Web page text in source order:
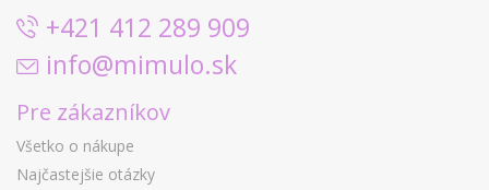
+421 412 289 909
info@mimulo.sk
Pre zákazníkov
Všetko o nákupe
Najčastejšie otázky